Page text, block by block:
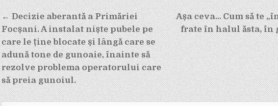
Navigare
în
articole
Așa ceva… Cum să te
frate în halul ăsta, în
← Decizie aberantă a Primăriei
Focșani. A instalat niște pubele pe
care le ține blocate și lângă care se
adună tone de gunoaie, înainte să
rezolve problema operatorului care
să preia gunoiul.